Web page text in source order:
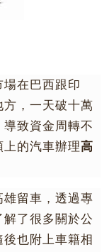
在巴西跟印
，一天破十萬
致資金周轉不
的汽車辦理高
留車，透過專
了很多關於公
也附上車籍相